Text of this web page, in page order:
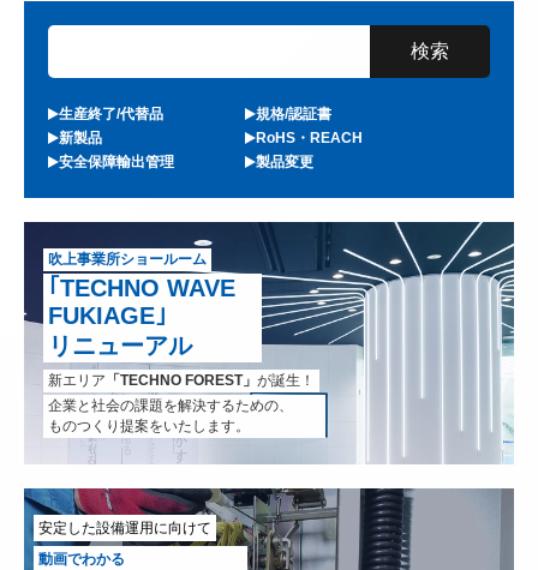
生産終了/代替品
規格/認証書
新製品
RoHS・REACH
安全保障輸出管理
製品変更
吹上事業所ショールーム
｢TECHNO WAVE
FUKIAGE｣
リニューアル
新エリア 「TECHNO FOREST」 が誕生！
企業と社会の課題を解決するための、
ものつくり提案をいたします。
安定した設備運用に向けて
動画でわかる